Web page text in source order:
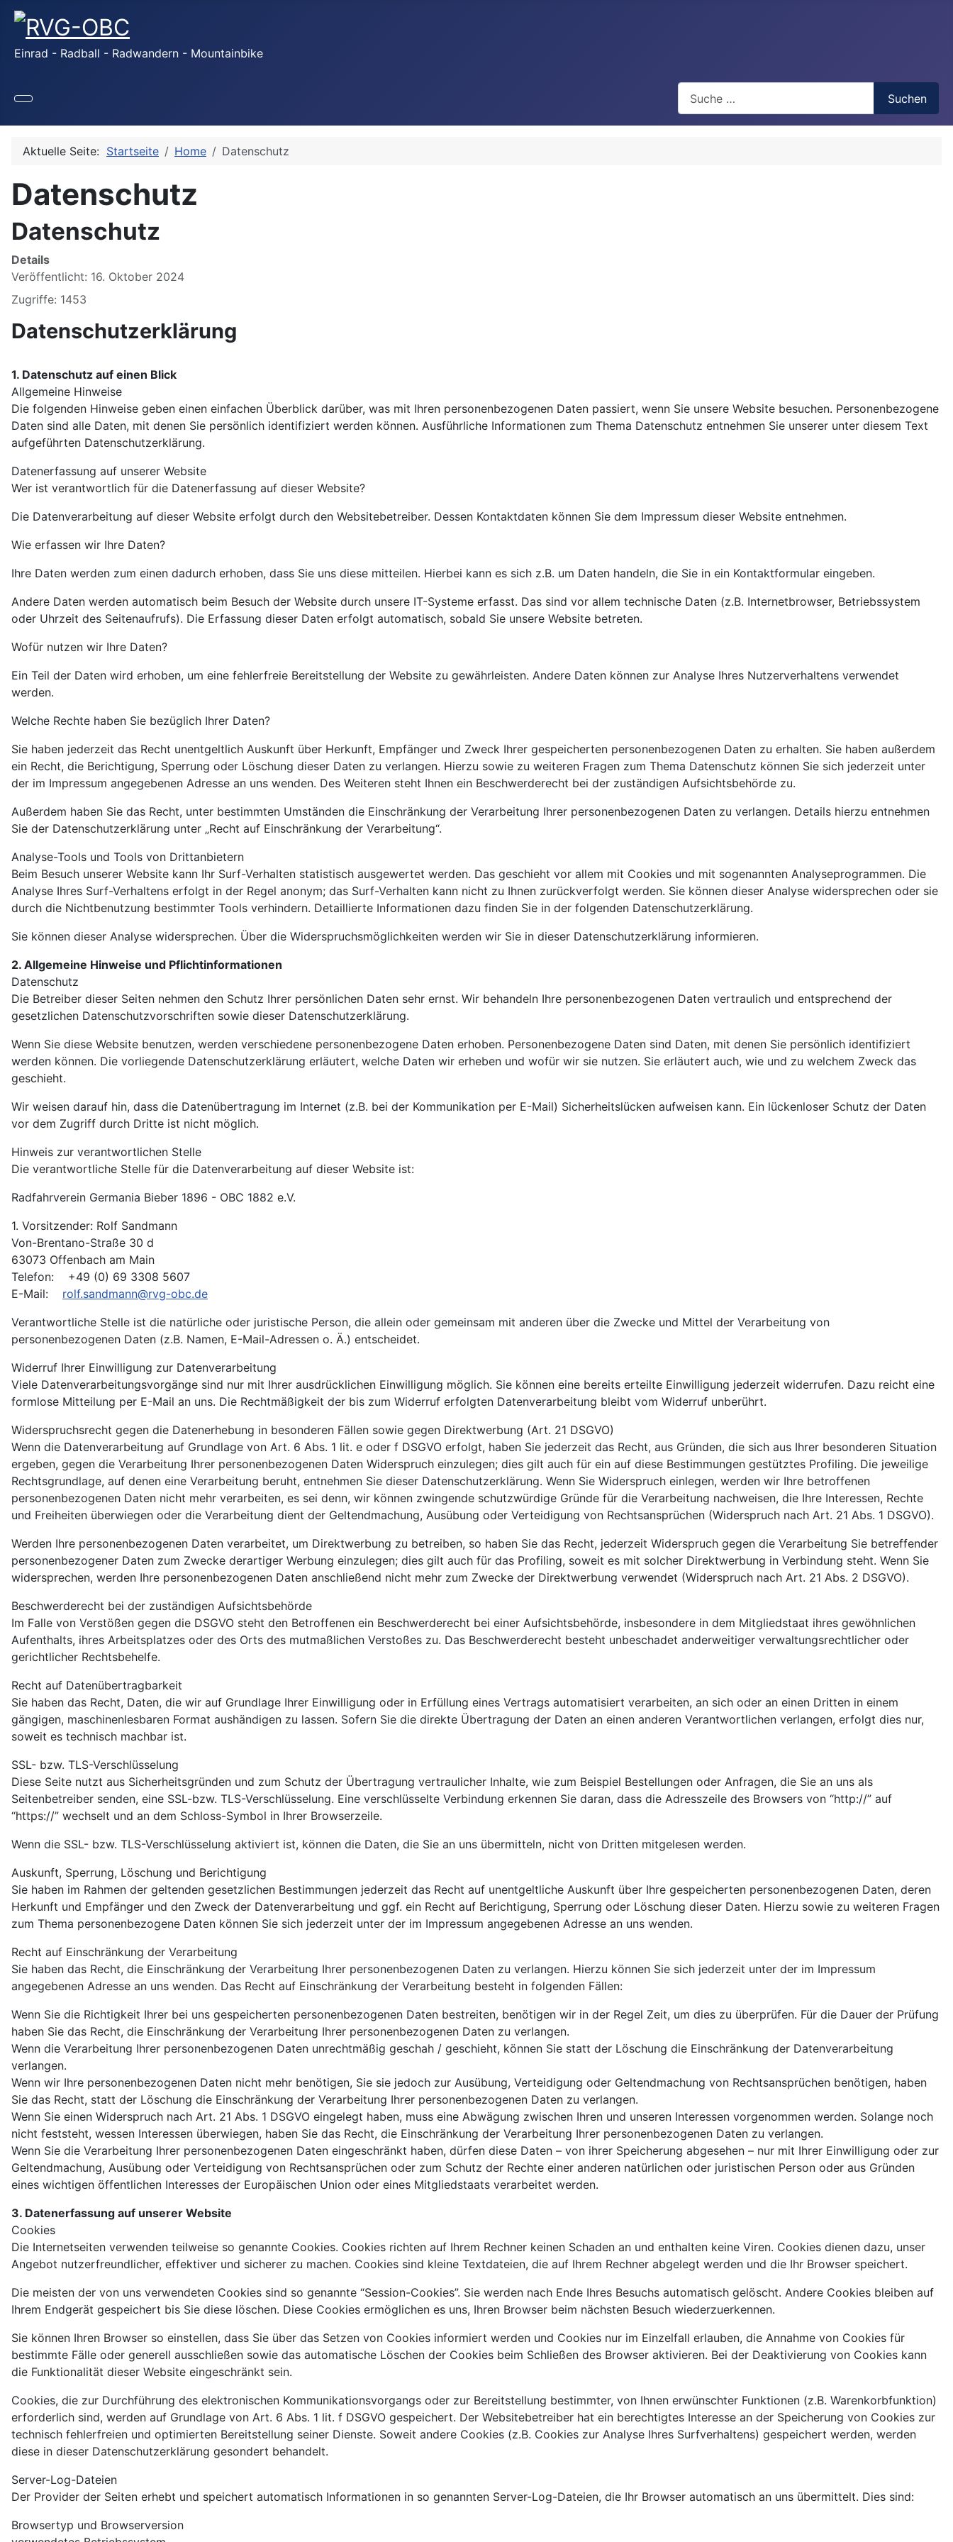
Einrad - Radball - Radwandern - Mountainbike
Suchen
Aktuelle Seite: Startseite Home Datenschutz
Datenschutz
Datenschutz
Details
Veröffentlicht: 16. Oktober 2024
Zugriffe: 1453
Datenschutzerklärung
1. Datenschutz auf einen Blick
Allgemeine Hinweise
Die folgenden Hinweise geben einen einfachen Überblick darüber, was mit Ihren personenbezogenen Daten passiert, wenn Sie unsere Website besuchen. Personenbezogene
Daten sind alle Daten, mit denen Sie persönlich identifiziert werden können. Ausführliche Informationen zum Thema Datenschutz entnehmen Sie unserer unter diesem Text
aufgeführten Datenschutzerklärung.
Datenerfassung auf unserer Website
Wer ist verantwortlich für die Datenerfassung auf dieser Website?
Die Datenverarbeitung auf dieser Website erfolgt durch den Websitebetreiber. Dessen Kontaktdaten können Sie dem Impressum dieser Website entnehmen.
Wie erfassen wir Ihre Daten?
Ihre Daten werden zum einen dadurch erhoben, dass Sie uns diese mitteilen. Hierbei kann es sich z.B. um Daten handeln, die Sie in ein Kontaktformular eingeben.
Andere Daten werden automatisch beim Besuch der Website durch unsere IT-Systeme erfasst. Das sind vor allem technische Daten (z.B. Internetbrowser, Betriebssystem
oder Uhrzeit des Seitenaufrufs). Die Erfassung dieser Daten erfolgt automatisch, sobald Sie unsere Website betreten.
Wofür nutzen wir Ihre Daten?
Ein Teil der Daten wird erhoben, um eine fehlerfreie Bereitstellung der Website zu gewährleisten. Andere Daten können zur Analyse Ihres Nutzerverhaltens verwendet
werden.
Welche Rechte haben Sie bezüglich Ihrer Daten?
Sie haben jederzeit das Recht unentgeltlich Auskunft über Herkunft, Empfänger und Zweck Ihrer gespeicherten personenbezogenen Daten zu erhalten. Sie haben außerdem
ein Recht, die Berichtigung, Sperrung oder Löschung dieser Daten zu verlangen. Hierzu sowie zu weiteren Fragen zum Thema Datenschutz können Sie sich jederzeit unter
der im Impressum angegebenen Adresse an uns wenden. Des Weiteren steht Ihnen ein Beschwerderecht bei der zuständigen Aufsichtsbehörde zu.
Außerdem haben Sie das Recht, unter bestimmten Umständen die Einschränkung der Verarbeitung Ihrer personenbezogenen Daten zu verlangen. Details hierzu entnehmen
Sie der Datenschutzerklärung unter „Recht auf Einschränkung der Verarbeitung“.
Analyse-Tools und Tools von Drittanbietern
Beim Besuch unserer Website kann Ihr Surf-Verhalten statistisch ausgewertet werden. Das geschieht vor allem mit Cookies und mit sogenannten Analyseprogrammen. Die
Analyse Ihres Surf-Verhaltens erfolgt in der Regel anonym; das Surf-Verhalten kann nicht zu Ihnen zurückverfolgt werden. Sie können dieser Analyse widersprechen oder sie
durch die Nichtbenutzung bestimmter Tools verhindern. Detaillierte Informationen dazu finden Sie in der folgenden Datenschutzerklärung.
Sie können dieser Analyse widersprechen. Über die Widerspruchsmöglichkeiten werden wir Sie in dieser Datenschutzerklärung informieren.
2. Allgemeine Hinweise und Pflichtinformationen
Datenschutz
Die Betreiber dieser Seiten nehmen den Schutz Ihrer persönlichen Daten sehr ernst. Wir behandeln Ihre personenbezogenen Daten vertraulich und entsprechend der
gesetzlichen Datenschutzvorschriften sowie dieser Datenschutzerklärung.
Wenn Sie diese Website benutzen, werden verschiedene personenbezogene Daten erhoben. Personenbezogene Daten sind Daten, mit denen Sie persönlich identifiziert
werden können. Die vorliegende Datenschutzerklärung erläutert, welche Daten wir erheben und wofür wir sie nutzen. Sie erläutert auch, wie und zu welchem Zweck das
geschieht.
Wir weisen darauf hin, dass die Datenübertragung im Internet (z.B. bei der Kommunikation per E-Mail) Sicherheitslücken aufweisen kann. Ein lückenloser Schutz der Daten
vor dem Zugriff durch Dritte ist nicht möglich.
Hinweis zur verantwortlichen Stelle
Die verantwortliche Stelle für die Datenverarbeitung auf dieser Website ist:
Radfahrverein Germania Bieber 1896 - OBC 1882 e.V.
1. Vorsitzender: Rolf Sandmann
Von-Brentano-Straße 30 d
63073 Offenbach am Main
Telefon: +49 (0) 69 3308 5607
E-Mail: rolf.sandmann@rvg-obc.de
Verantwortliche Stelle ist die natürliche oder juristische Person, die allein oder gemeinsam mit anderen über die Zwecke und Mittel der Verarbeitung von
personenbezogenen Daten (z.B. Namen, E-Mail-Adressen o. Ä.) entscheidet.
Widerruf Ihrer Einwilligung zur Datenverarbeitung
Viele Datenverarbeitungsvorgänge sind nur mit Ihrer ausdrücklichen Einwilligung möglich. Sie können eine bereits erteilte Einwilligung jederzeit widerrufen. Dazu reicht eine
formlose Mitteilung per E-Mail an uns. Die Rechtmäßigkeit der bis zum Widerruf erfolgten Datenverarbeitung bleibt vom Widerruf unberührt.
Widerspruchsrecht gegen die Datenerhebung in besonderen Fällen sowie gegen Direktwerbung (Art. 21 DSGVO)
Wenn die Datenverarbeitung auf Grundlage von Art. 6 Abs. 1 lit. e oder f DSGVO erfolgt, haben Sie jederzeit das Recht, aus Gründen, die sich aus Ihrer besonderen Situation
ergeben, gegen die Verarbeitung Ihrer personenbezogenen Daten Widerspruch einzulegen; dies gilt auch für ein auf diese Bestimmungen gestütztes Profiling. Die jeweilige
Rechtsgrundlage, auf denen eine Verarbeitung beruht, entnehmen Sie dieser Datenschutzerklärung. Wenn Sie Widerspruch einlegen, werden wir Ihre betroffenen
personenbezogenen Daten nicht mehr verarbeiten, es sei denn, wir können zwingende schutzwürdige Gründe für die Verarbeitung nachweisen, die Ihre Interessen, Rechte
und Freiheiten überwiegen oder die Verarbeitung dient der Geltendmachung, Ausübung oder Verteidigung von Rechtsansprüchen (Widerspruch nach Art. 21 Abs. 1 DSGVO).
Werden Ihre personenbezogenen Daten verarbeitet, um Direktwerbung zu betreiben, so haben Sie das Recht, jederzeit Widerspruch gegen die Verarbeitung Sie betreffender
personenbezogener Daten zum Zwecke derartiger Werbung einzulegen; dies gilt auch für das Profiling, soweit es mit solcher Direktwerbung in Verbindung steht. Wenn Sie
widersprechen, werden Ihre personenbezogenen Daten anschließend nicht mehr zum Zwecke der Direktwerbung verwendet (Widerspruch nach Art. 21 Abs. 2 DSGVO).
Beschwerderecht bei der zuständigen Aufsichtsbehörde
Im Falle von Verstößen gegen die DSGVO steht den Betroffenen ein Beschwerderecht bei einer Aufsichtsbehörde, insbesondere in dem Mitgliedstaat ihres gewöhnlichen
Aufenthalts, ihres Arbeitsplatzes oder des Orts des mutmaßlichen Verstoßes zu. Das Beschwerderecht besteht unbeschadet anderweitiger verwaltungsrechtlicher oder
gerichtlicher Rechtsbehelfe.
Recht auf Datenübertragbarkeit
Sie haben das Recht, Daten, die wir auf Grundlage Ihrer Einwilligung oder in Erfüllung eines Vertrags automatisiert verarbeiten, an sich oder an einen Dritten in einem
gängigen, maschinenlesbaren Format aushändigen zu lassen. Sofern Sie die direkte Übertragung der Daten an einen anderen Verantwortlichen verlangen, erfolgt dies nur,
soweit es technisch machbar ist.
SSL- bzw. TLS-Verschlüsselung
Diese Seite nutzt aus Sicherheitsgründen und zum Schutz der Übertragung vertraulicher Inhalte, wie zum Beispiel Bestellungen oder Anfragen, die Sie an uns als
Seitenbetreiber senden, eine SSL-bzw. TLS-Verschlüsselung. Eine verschlüsselte Verbindung erkennen Sie daran, dass die Adresszeile des Browsers von “http://” auf
“https://” wechselt und an dem Schloss-Symbol in Ihrer Browserzeile.
Wenn die SSL- bzw. TLS-Verschlüsselung aktiviert ist, können die Daten, die Sie an uns übermitteln, nicht von Dritten mitgelesen werden.
Auskunft, Sperrung, Löschung und Berichtigung
Sie haben im Rahmen der geltenden gesetzlichen Bestimmungen jederzeit das Recht auf unentgeltliche Auskunft über Ihre gespeicherten personenbezogenen Daten, deren
Herkunft und Empfänger und den Zweck der Datenverarbeitung und ggf. ein Recht auf Berichtigung, Sperrung oder Löschung dieser Daten. Hierzu sowie zu weiteren Fragen
zum Thema personenbezogene Daten können Sie sich jederzeit unter der im Impressum angegebenen Adresse an uns wenden.
Recht auf Einschränkung der Verarbeitung
Sie haben das Recht, die Einschränkung der Verarbeitung Ihrer personenbezogenen Daten zu verlangen. Hierzu können Sie sich jederzeit unter der im Impressum
angegebenen Adresse an uns wenden. Das Recht auf Einschränkung der Verarbeitung besteht in folgenden Fällen:
Wenn Sie die Richtigkeit Ihrer bei uns gespeicherten personenbezogenen Daten bestreiten, benötigen wir in der Regel Zeit, um dies zu überprüfen. Für die Dauer der Prüfung
haben Sie das Recht, die Einschränkung der Verarbeitung Ihrer personenbezogenen Daten zu verlangen.
Wenn die Verarbeitung Ihrer personenbezogenen Daten unrechtmäßig geschah / geschieht, können Sie statt der Löschung die Einschränkung der Datenverarbeitung
verlangen.
Wenn wir Ihre personenbezogenen Daten nicht mehr benötigen, Sie sie jedoch zur Ausübung, Verteidigung oder Geltendmachung von Rechtsansprüchen benötigen, haben
Sie das Recht, statt der Löschung die Einschränkung der Verarbeitung Ihrer personenbezogenen Daten zu verlangen.
Wenn Sie einen Widerspruch nach Art. 21 Abs. 1 DSGVO eingelegt haben, muss eine Abwägung zwischen Ihren und unseren Interessen vorgenommen werden. Solange noch
nicht feststeht, wessen Interessen überwiegen, haben Sie das Recht, die Einschränkung der Verarbeitung Ihrer personenbezogenen Daten zu verlangen.
Wenn Sie die Verarbeitung Ihrer personenbezogenen Daten eingeschränkt haben, dürfen diese Daten – von ihrer Speicherung abgesehen – nur mit Ihrer Einwilligung oder zur
Geltendmachung, Ausübung oder Verteidigung von Rechtsansprüchen oder zum Schutz der Rechte einer anderen natürlichen oder juristischen Person oder aus Gründen
eines wichtigen öffentlichen Interesses der Europäischen Union oder eines Mitgliedstaats verarbeitet werden.
3. Datenerfassung auf unserer Website
Cookies
Die Internetseiten verwenden teilweise so genannte Cookies. Cookies richten auf Ihrem Rechner keinen Schaden an und enthalten keine Viren. Cookies dienen dazu, unser
Angebot nutzerfreundlicher, effektiver und sicherer zu machen. Cookies sind kleine Textdateien, die auf Ihrem Rechner abgelegt werden und die Ihr Browser speichert.
Die meisten der von uns verwendeten Cookies sind so genannte “Session-Cookies”. Sie werden nach Ende Ihres Besuchs automatisch gelöscht. Andere Cookies bleiben auf
Ihrem Endgerät gespeichert bis Sie diese löschen. Diese Cookies ermöglichen es uns, Ihren Browser beim nächsten Besuch wiederzuerkennen.
Sie können Ihren Browser so einstellen, dass Sie über das Setzen von Cookies informiert werden und Cookies nur im Einzelfall erlauben, die Annahme von Cookies für
bestimmte Fälle oder generell ausschließen sowie das automatische Löschen der Cookies beim Schließen des Browser aktivieren. Bei der Deaktivierung von Cookies kann
die Funktionalität dieser Website eingeschränkt sein.
Cookies, die zur Durchführung des elektronischen Kommunikationsvorgangs oder zur Bereitstellung bestimmter, von Ihnen erwünschter Funktionen (z.B. Warenkorbfunktion)
erforderlich sind, werden auf Grundlage von Art. 6 Abs. 1 lit. f DSGVO gespeichert. Der Websitebetreiber hat ein berechtigtes Interesse an der Speicherung von Cookies zur
technisch fehlerfreien und optimierten Bereitstellung seiner Dienste. Soweit andere Cookies (z.B. Cookies zur Analyse Ihres Surfverhaltens) gespeichert werden, werden
diese in dieser Datenschutzerklärung gesondert behandelt.
Server-Log-Dateien
Der Provider der Seiten erhebt und speichert automatisch Informationen in so genannten Server-Log-Dateien, die Ihr Browser automatisch an uns übermittelt. Dies sind:
Browsertyp und Browserversion